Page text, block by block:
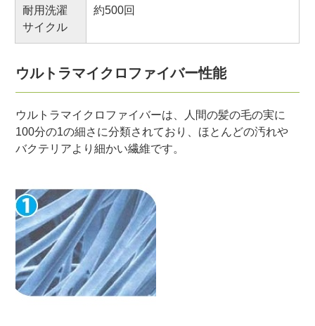
耐用洗濯
サイクル
約500回
ウルトラマイクロファイバー性能
ウルトラマイクロファイバーは、人間の髪の毛の実に
100分の1の細さに分類されており、ほとんどの汚れや
バクテリアより細かい繊維です。